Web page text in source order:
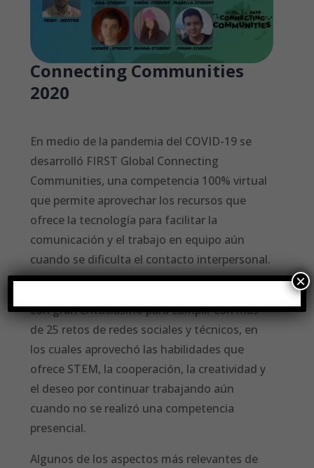
Connecting Communities
2020
En medio de la pandemia del COVID-19 se
desarrolló FIRST Global Connecting
Communities, una competencia 100% virtual
que permite aprovechar los recursos que
ofrece la tecnología para facilitar la
comunicación y el trabajo en equipo aún
cuando se dificulta el contacto interpersonal.
con gran entusiasmo para cumplir con más
de 25 retos de redes sociales y técnicos, en
los cuales aprovechó las habilidades que
ofrece STEM, la cooperación, la creatividad y
el deseo por continuar trabajando aún
cuando no se realizó una competencia
presencial.
Algunos de los aspectos más relevantes de
×